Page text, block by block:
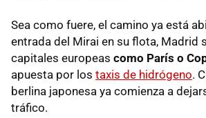
Sea como fuere, el camino ya está
entrada del Mirai en su flota, Madrid
capitales europeas como París o
apuesta por los taxis de hidrógeno.
berlina japonesa ya comienza a
tráfico.